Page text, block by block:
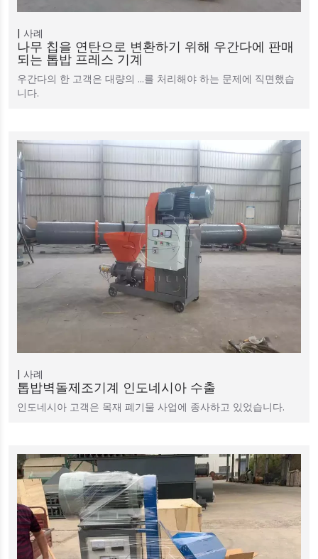
사례
나무 칩을 연탄으로 변환하기 위해 우간다에 판매
되는 톱밥 프레스 기계
우간다의 한 고객은 대량의 …를 처리해야 하는 문제에 직면했습
니다.
사례
톱밥벽돌제조기계 인도네시아 수출
인도네시아 고객은 목재 폐기물 사업에 종사하고 있었습니다.